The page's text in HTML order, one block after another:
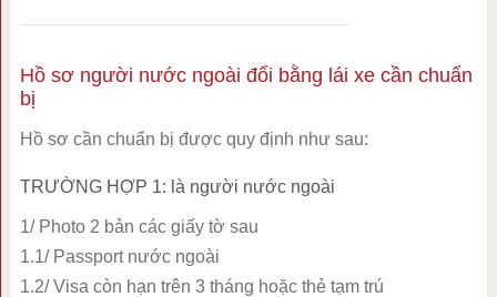
Hồ sơ người nước ngoài đổi bằng lái xe cần chuẩn
bị
Hồ sơ cần chuẩn bị được quy định như sau:
TRƯỜNG HỢP 1: là người nước ngoài
1/ Photo 2 bản các giấy tờ sau
1.1/ Passport nước ngoài
1.2/ Visa còn hạn trên 3 tháng hoặc thẻ tạm trú